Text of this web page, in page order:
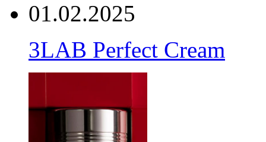
01.02.2025
3LAB Perfect Cream